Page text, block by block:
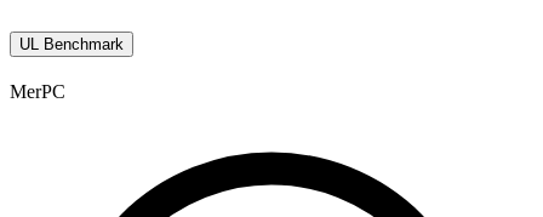
UL Benchmark
MerPC